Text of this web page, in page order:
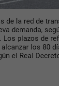
de la red de
demanda,
Los plazos de
los 80
el Real